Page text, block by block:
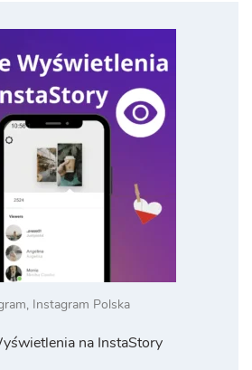
, Instagram Polska
na InstaStory